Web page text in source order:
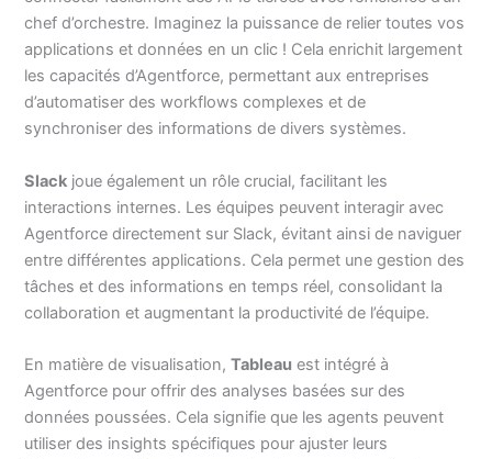
chef d’orchestre. Imaginez la puissance de relier toutes vos
applications et données en un clic ! Cela enrichit largement
les capacités d’Agentforce, permettant aux entreprises
d’automatiser des workflows complexes et de
synchroniser des informations de divers systèmes.
Slack joue également un rôle crucial, facilitant les
interactions internes. Les équipes peuvent interagir avec
Agentforce directement sur Slack, évitant ainsi de naviguer
entre différentes applications. Cela permet une gestion des
tâches et des informations en temps réel, consolidant la
collaboration et augmentant la productivité de l’équipe.
En matière de visualisation,Tableau est intégré à
Agentforce pour offrir des analyses basées sur des
données poussées. Cela signifie que les agents peuvent
utiliser des insights spécifiques pour ajuster leurs